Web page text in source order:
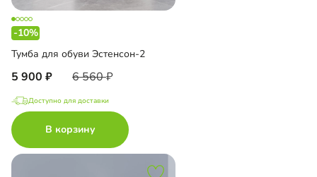
-10%
Тумба для обуви Эстенсон-2
5 900 6 560
Доступно для доставки
В корзину